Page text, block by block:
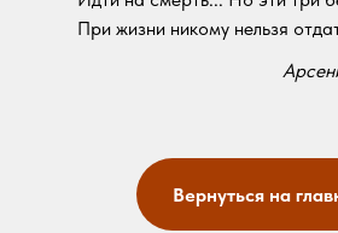
При жизни никому нельзя
Вернуться на